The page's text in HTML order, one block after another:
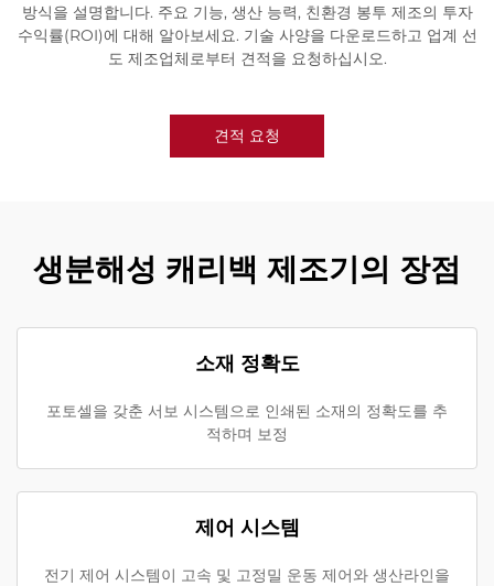
방식을 설명합니다. 주요 기능, 생산 능력, 친환경 봉투 제조의 투자
수익률(ROI)에 대해 알아보세요. 기술 사양을 다운로드하고 업계 선
도 제조업체로부터 견적을 요청하십시오.
견적 요청
생분해성 캐리백 제조기의 장점
소재 정확도
포토셀을 갖춘 서보 시스템으로 인쇄된 소재의 정확도를 추
적하며 보정
제어 시스템
전기 제어 시스템이 고속 및 고정밀 운동 제어와 생산라인을